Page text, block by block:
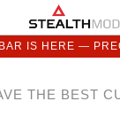
IS HERE —
THE BEST